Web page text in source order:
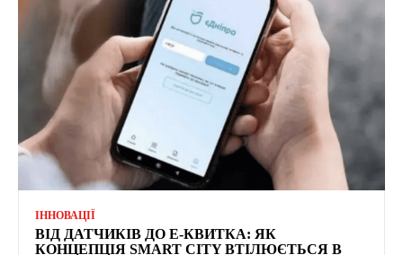
ІННОВАЦІЇ
ВІД ДАТЧИКІВ ДО Е-КВИТКА: ЯК
КОНЦЕПЦІЯ SMART CITY ВТІЛЮЄТЬСЯ В